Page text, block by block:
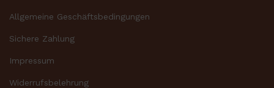
Allgemeine Geschäftsbedingungen
Sichere Zahlung
Impressum
Widerrufsbelehrung